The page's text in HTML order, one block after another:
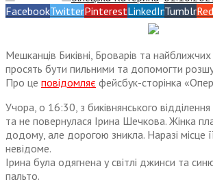
FacebookTwitterPinterestLinkedInTumblr
Мешканців Биківні, Броварів та найближчих
просять бути пильними та допомогти
Про це повідомляє фейсбук-сторінка
Учора, о 16:30, з биківнянського
та не повернулася Ірина Шечкова. Жінка
додому, але дорогою зникла. Наразі місце
невідоме.
Ірина була одягнена у світлі джинси та
пальто.